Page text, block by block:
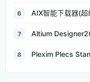
6 AIX智能下载器(
7 Altium
8 Plexim Plecs